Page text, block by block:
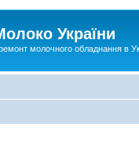
України
молочного обладнання в